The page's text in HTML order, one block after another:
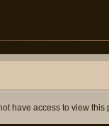
have access to view this